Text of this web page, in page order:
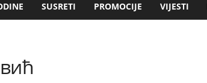
SUSRETI PROMOCIJE VIJESTI